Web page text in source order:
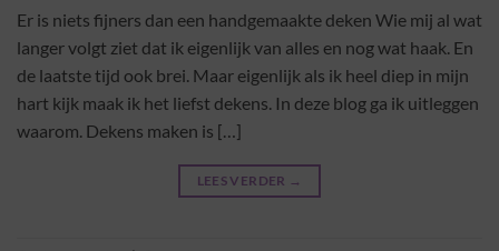
Er is niets fijners dan een handgemaakte deken Wie mij al wat
langer volgt ziet dat ik eigenlijk van alles en nog wat haak. En
de laatste tijd ook brei. Maar eigenlijk als ik heel diep in mijn
hart kijk maak ik het liefst dekens. In deze blog ga ik uitleggen
waarom. Dekens maken is […]
LEES VERDER →